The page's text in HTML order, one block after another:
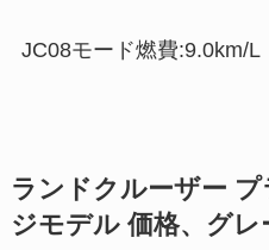
JC08モード燃費:9.0km/L
ランドクルーザー
ジモデル 価格、グ